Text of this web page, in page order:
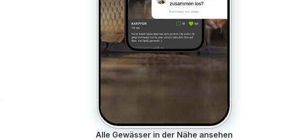
Alle Gewässer in der Nähe ansehen